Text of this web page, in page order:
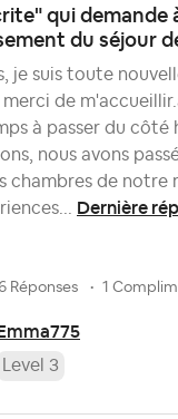
qui demande
du séjour
je suis toute
de
à passer du côté
nous avons
chambres de notre
Dernière
Réponses 1
Level 3